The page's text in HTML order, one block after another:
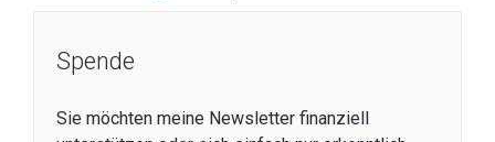
Spende
Sie möchten meine Newsletter finanziell